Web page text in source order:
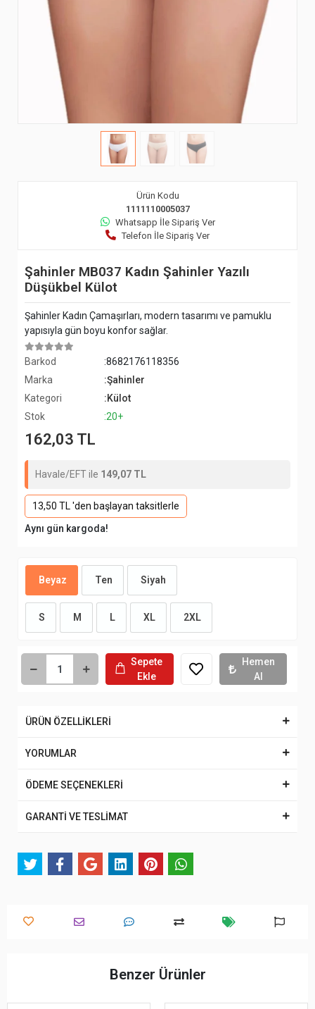
Ürün Kodu
1111110005037
Whatsapp İle Sipariş Ver
Telefon İle Sipariş Ver
Şahinler MB037 Kadın Şahinler Yazılı
Düşükbel Külot
Şahinler Kadın Çamaşırları, modern tasarımı ve pamuklu
yapısıyla gün boyu konfor sağlar.
Barkod
:8682176118356
Marka
:Şahinler
Kategori
:Külot
Stok
:20+
162,03 TL
Havale/EFT ile 149,07 TL
13,50 TL 'den başlayan taksitlerle
Aynı gün kargoda!
Beyaz Ten Siyah
S M L XL 2XL
Sepete
Ekle
Hemen
Al
ÜRÜN ÖZELLİKLERİ
YORUMLAR
ÖDEME SEÇENEKLERİ
GARANTİ VE TESLİMAT
Benzer Ürünler